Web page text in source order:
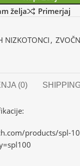
želja
Primerjaj
NIZKOTONCI ,
(0)
products/spl-